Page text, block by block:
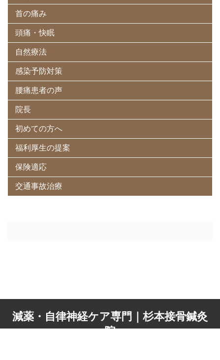
首の痛み
頭痛・快眠
自然療法
感染予防対策
腰痛患者の声
院長
初めての方へ
福利厚生の提案
保険適応
交通事故治療
減薬・自律神経ケア専門｜杉本接骨鍼灸
院